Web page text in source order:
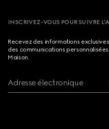
INSCRIVEZ-VOUS POUR SUIVRE
Recevez des informations
des communications
Maison.
Adresse électronique